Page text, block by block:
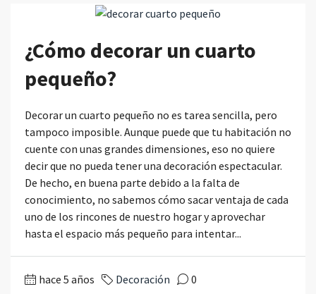
¿Cómo decorar un cuarto
pequeño?
Decorar un cuarto pequeño no es tarea sencilla, pero
tampoco imposible. Aunque puede que tu habitación no
cuente con unas grandes dimensiones, eso no quiere
decir que no pueda tener una decoración espectacular.
De hecho, en buena parte debido a la falta de
conocimiento, no sabemos cómo sacar ventaja de cada
uno de los rincones de nuestro hogar y aprovechar
hasta el espacio más pequeño para intentar...
hace 5 años Decoración 0